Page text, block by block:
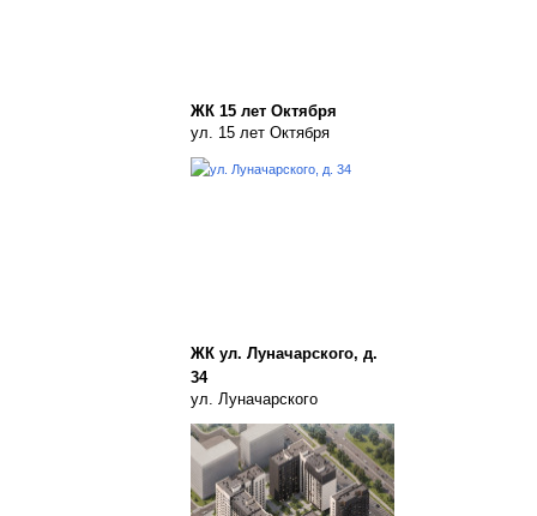
ЖК 15 лет Октября
ул. 15 лет Октября
ЖК ул. Луначарского, д.
34
ул. Луначарского